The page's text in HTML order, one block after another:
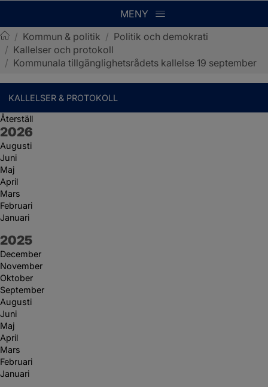
MENY
Sotenäs kommun
/ Kommun & politik / Politik och demokrati
/ Kallelser och protokoll
/ Kommunala tillgänglighetsrådets kallelse 19 september
KALLELSER & PROTOKOLL
Återställ
År:
2026
Augusti
Juni
Maj
April
Mars
Februari
Januari
År:
2025
December
November
Oktober
September
Augusti
Juni
Maj
April
Mars
Februari
Januari